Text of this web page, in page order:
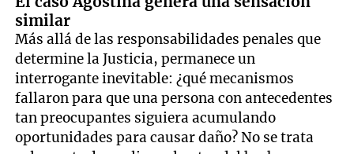
similar
Más allá de las responsabilidades penales que
determine la Justicia, permanece un
interrogante inevitable: ¿qué mecanismos
fallaron para que una persona con antecedentes
tan preocupantes siguiera acumulando
oportunidades para causar daño? No se trata